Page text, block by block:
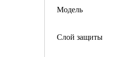
Модель
Слой защиты